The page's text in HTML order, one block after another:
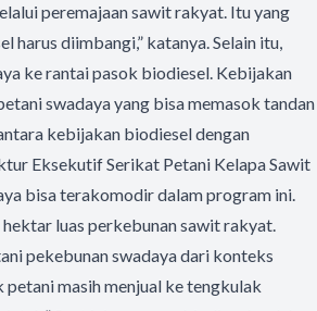
peremajaan sawit rakyat. Itu yang
harus diimbangi,” katanya. Selain itu,
ke rantai pasok biodiesel. Kebijakan
swadaya yang bisa memasok tandan
kebijakan biodiesel dengan
Eksekutif Serikat Petani Kelapa Sawit
bisa terakomodir dalam program ini.
luas perkebunan sawit rakyat.
pekebunan swadaya dari konteks
masih menjual ke tengkulak